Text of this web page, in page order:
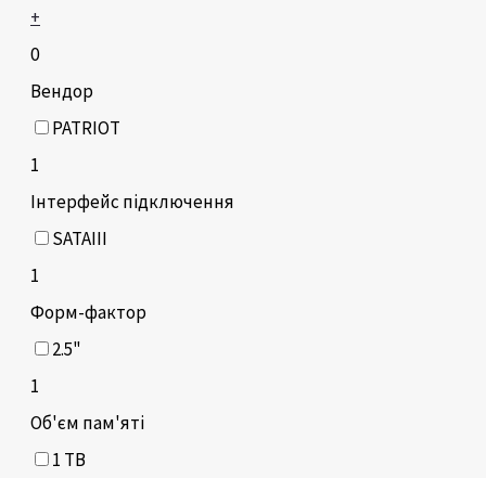
+
0
Вендор
PATRIOT
1
Інтерфейс підключення
SATAIII
1
Форм-фактор
2.5"
1
Об'єм пам'яті
1 TB